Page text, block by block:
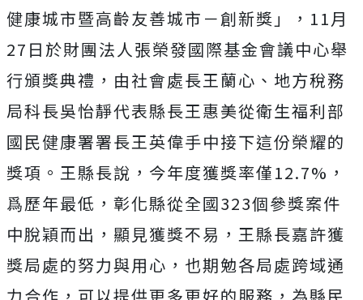
健康城市暨高齡友善城市－創新獎」，11月
27日於財團法人張榮發國際基金會議中心舉
行頒獎典禮，由社會處長王蘭心、地方稅務
局科長吳怡靜代表縣長王惠美從衛生福利部
國民健康署署長王英偉手中接下這份榮耀的
獎項。王縣長說，今年度獲獎率僅12.7%，
爲歷年最低，彰化縣從全國323個參獎案件
中脫穎而出，顯見獲獎不易，王縣長嘉許獲
獎局處的努力與用心，也期勉各局處跨域通